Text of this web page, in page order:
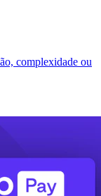
complexidade ou